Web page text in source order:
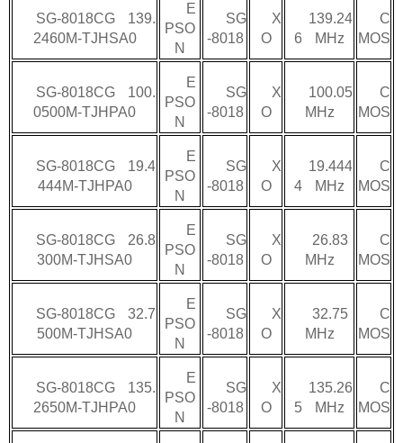
SG-8018CG 139.
2460M-TJHSA0
E
PSO
N
SG
-8018
X
O
139.24
6 MHz
C
MOS
SG-8018CG 100.
0500M-TJHPA0
E
PSO
N
SG
-8018
X
O
100.05
MHz
C
MOS
SG-8018CG 19.4
444M-TJHPA0
E
PSO
N
SG
-8018
X
O
19.444
4 MHz
C
MOS
SG-8018CG 26.8
300M-TJHSA0
E
PSO
N
SG
-8018
X
O
26.83
MHz
C
MOS
SG-8018CG 32.7
500M-TJHSA0
E
PSO
N
SG
-8018
X
O
32.75
MHz
C
MOS
SG-8018CG 135.
2650M-TJHPA0
E
PSO
N
SG
-8018
X
O
135.26
5 MHz
C
MOS